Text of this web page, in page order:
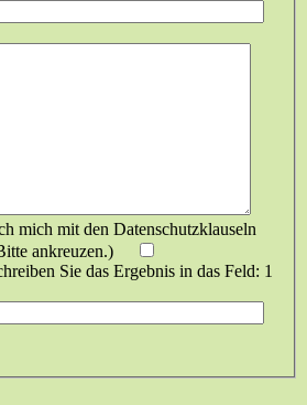
mich mit den Datenschutzklauseln
ankreuzen.)
Sie das Ergebnis in das Feld: 1